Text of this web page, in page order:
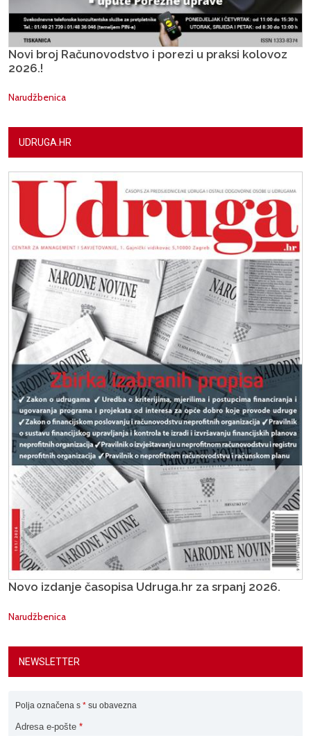
Novi broj Računovodstvo i porezi u praksi kolovoz
2026.!
Narudžbenica
UDRUGA.HR
Novo izdanje časopisa Udruga.hr za srpanj 2026.
Narudžbenica
NEWSLETTER
Polja označena s * su obavezna
Adresa e-pošte *